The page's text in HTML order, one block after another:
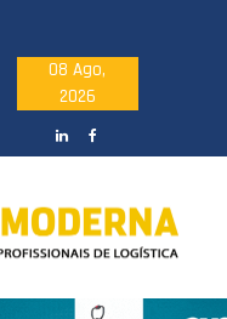
08 Ago,
2026